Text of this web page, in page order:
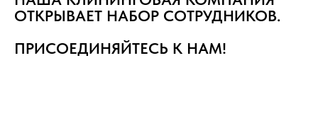
ОТКРЫВАЕТ НАБОР СОТРУДНИКОВ.
ПРИСОЕДИНЯЙТЕСЬ К НАМ!